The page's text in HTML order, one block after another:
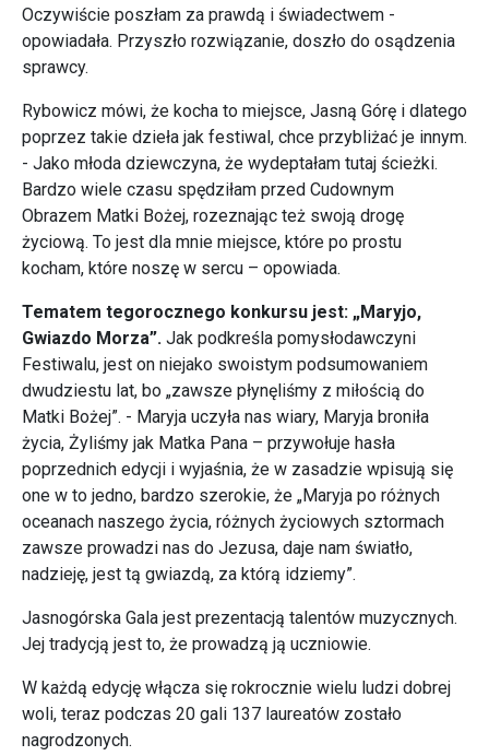
Oczywiście poszłam za prawdą i świadectwem -
opowiadała. Przyszło rozwiązanie, doszło do osądzenia
sprawcy.
Rybowicz mówi, że kocha to miejsce, Jasną Górę i dlatego
poprzez takie dzieła jak festiwal, chce przybliżać je innym.
- Jako młoda dziewczyna, że wydeptałam tutaj ścieżki.
Bardzo wiele czasu spędziłam przed Cudownym
Obrazem Matki Bożej, rozeznając też swoją drogę
życiową. To jest dla mnie miejsce, które po prostu
kocham, które noszę w sercu – opowiada.
Tematem tegorocznego konkursu jest: „Maryjo,
Gwiazdo Morza”. Jak podkreśla pomysłodawczyni
Festiwalu, jest on niejako swoistym podsumowaniem
dwudziestu lat, bo „zawsze płynęliśmy z miłością do
Matki Bożej”. - Maryja uczyła nas wiary, Maryja broniła
życia, Żyliśmy jak Matka Pana – przywołuje hasła
poprzednich edycji i wyjaśnia, że w zasadzie wpisują się
one w to jedno, bardzo szerokie, że „Maryja po różnych
oceanach naszego życia, różnych życiowych sztormach
zawsze prowadzi nas do Jezusa, daje nam światło,
nadzieję, jest tą gwiazdą, za którą idziemy”.
Jasnogórska Gala jest prezentacją talentów muzycznych.
Jej tradycją jest to, że prowadzą ją uczniowie.
W każdą edycję włącza się rokrocznie wielu ludzi dobrej
woli, teraz podczas 20 gali 137 laureatów zostało
nagrodzonych.